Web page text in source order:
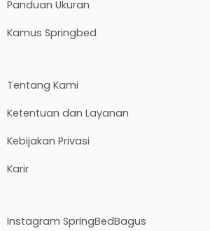
Panduan Ukuran
Kamus Springbed
Tentang Kami
Ketentuan dan Layanan
Kebijakan Privasi
Karir
Instagram SpringBedBagus